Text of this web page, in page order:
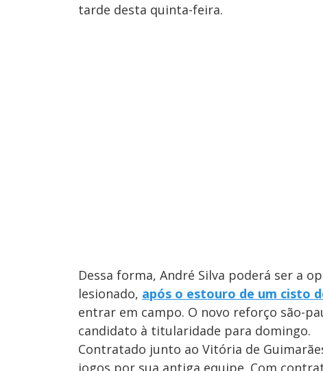
tarde desta quinta-feira.
Dessa forma, André Silva poderá ser a
lesionado, após o estouro de um cisto
entrar em campo. O novo reforço são-
candidato à titularidade para domingo.
Contratado junto ao Vitória de
jogos por sua antiga equipe. Com